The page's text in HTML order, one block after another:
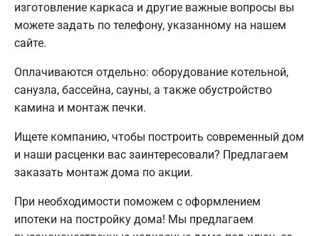
изготовление каркаса и другие важные вопросы вы
можете задать по телефону, указанному на нашем
сайте.
Оплачиваются отдельно: оборудование котельной,
санузла, бассейна, сауны, а также обустройство
камина и монтаж печки.
Ищете компанию, чтобы построить современный дом
и наши расценки вас заинтересовали? Предлагаем
заказать монтаж дома по акции.
При необходимости поможем с оформлением
ипотеки на постройку дома! Мы предлагаем